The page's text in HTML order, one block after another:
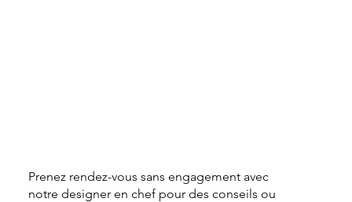
Prenez rendez-vous sans engagement avec
notre designer en chef pour des conseils ou